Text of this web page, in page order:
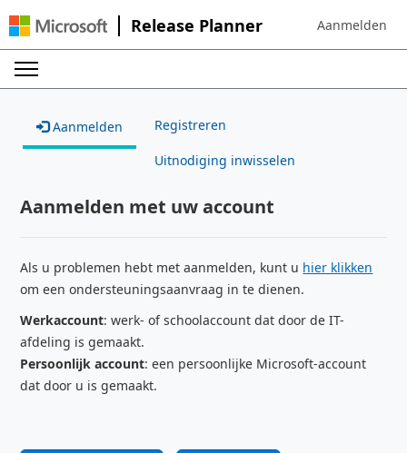
Release Planner Sign in to your
Aanmelden
Aanmelden Registreren
Uitnodiging inwisselen
Aanmelden met uw account
Als u problemen hebt met aanmelden, kunt u hier klikken
om een ondersteuningsaanvraag in te dienen.
Werkaccount: werk- of schoolaccount dat door de IT-
afdeling is gemaakt.
Persoonlijk account: een persoonlijke Microsoft-account
dat door u is gemaakt.